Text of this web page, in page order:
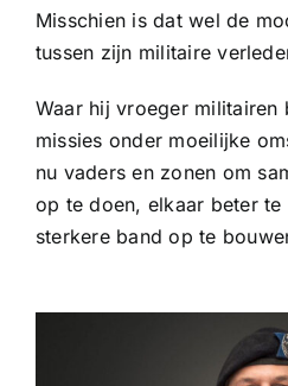
Misschien is dat wel de
tussen zijn militaire
Waar hij vroeger militairen
missies onder moeilijke
nu vaders en zonen om
op te doen, elkaar beter te
sterkere band op te